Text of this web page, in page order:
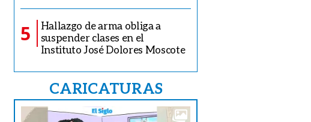
5
Hallazgo de arma obliga a
suspender clases en el
Instituto José Dolores Moscote
CARICATURAS